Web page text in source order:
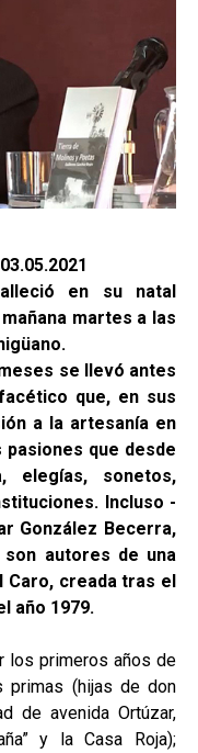
en su natal
martes a las
se llevó antes
que, en sus
a la artesanía en
que desde
elegías, sonetos,
Incluso -
González Becerra,
autores de una
Caro, creada tras el
año 1979.
los primeros años de
primas (hijas de don
de avenida Ortúzar,
y la Casa Roja);